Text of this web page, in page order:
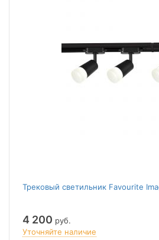
Трековый светильник Favourite
4 200 руб.
Уточняйте наличие